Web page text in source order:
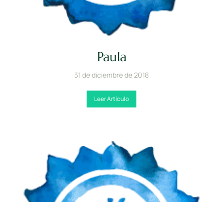
Paula
31 de diciembre de 2018
Leer Artículo